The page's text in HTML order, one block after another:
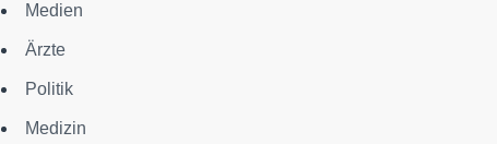
Medien
Ärzte
Politik
Medizin